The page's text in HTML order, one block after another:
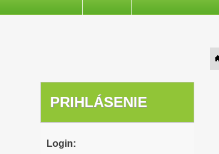
PRIHLÁSENIE
Login: